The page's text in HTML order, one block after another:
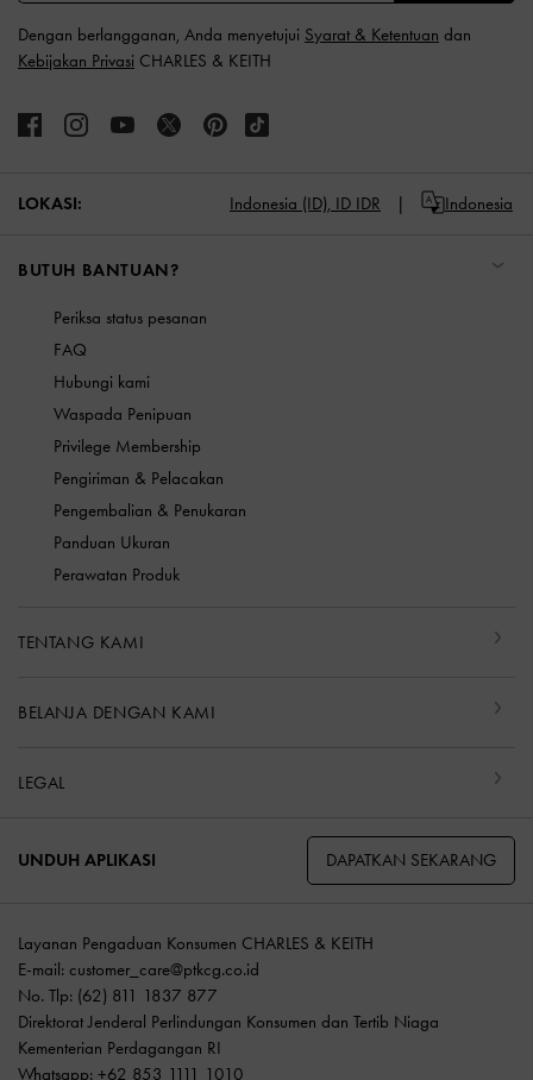
Dengan berlangganan, Anda menyetujui Syarat & Ketentuan dan
Kebijakan Privasi CHARLES & KEITH
LOKASI: Indonesia (ID), ID IDR Indonesia
BUTUH BANTUAN?
Periksa status pesanan
FAQ
Hubungi kami
Waspada Penipuan
Privilege Membership
Pengiriman & Pelacakan
Pengembalian & Penukaran
Panduan Ukuran
Perawatan Produk
TENTANG KAMI
BELANJA DENGAN KAMI
LEGAL
UNDUH APLIKASI DAPATKAN SEKARANG
Layanan Pengaduan Konsumen CHARLES & KEITH
E-mail: customer_care@ptkcg.co.id
No. Tlp: (62) 811 1837 877
Direktorat Jenderal Perlindungan Konsumen dan Tertib Niaga
Kementerian Perdagangan RI
Whatsapp: +62 853 1111 1010